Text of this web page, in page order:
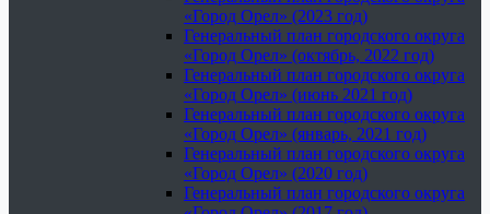
«Город Орел» (2023 год)
Генеральный план городского округа
«Город Орел» (октябрь, 2022 год)
Генеральный план городского округа
«Город Орел» (июнь 2021 год)
Генеральный план городского округа
«Город Орел» (январь, 2021 год)
Генеральный план городского округа
«Город Орел» (2020 год)
Генеральный план городского округа